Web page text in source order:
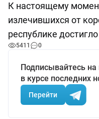
К настоящему
излечившихся от
республике
5411 0
Подписывайтесь
в курсе последних
Перейти